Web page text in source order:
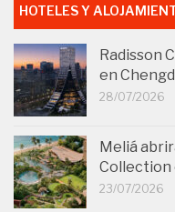
HOTELES Y
Radisson
en
28/07/2026
Meliá
Collection
23/07/2026